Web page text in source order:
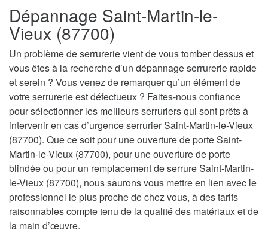
Dépannage Saint-Martin-le-
Vieux (87700)
Un problème de serrurerie vient de vous tomber dessus et
vous êtes à la recherche d’un dépannage serrurerie rapide
et serein ? Vous venez de remarquer qu’un élément de
votre serrurerie est défectueux ? Faites-nous confiance
pour sélectionner les meilleurs serruriers qui sont prêts à
intervenir en cas d’urgence serrurier Saint-Martin-le-Vieux
(87700). Que ce soit pour une ouverture de porte Saint-
Martin-le-Vieux (87700), pour une ouverture de porte
blindée ou pour un remplacement de serrure Saint-Martin-
le-Vieux (87700), nous saurons vous mettre en lien avec le
professionnel le plus proche de chez vous, à des tarifs
raisonnables compte tenu de la qualité des matériaux et de
la main d’œuvre.